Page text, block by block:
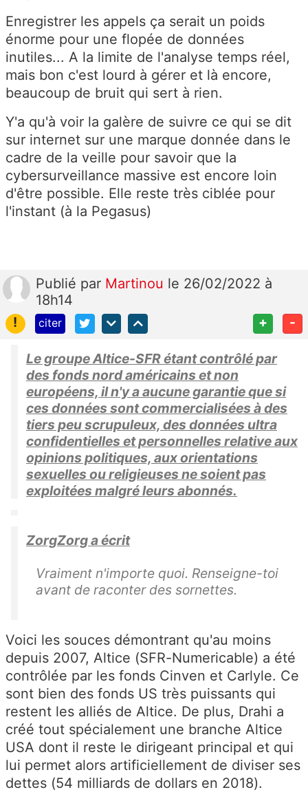
Enregistrer les appels ça serait un poids
énorme pour une flopée de données
inutiles... A la limite de l'analyse temps réel,
mais bon c'est lourd à gérer et là encore,
beaucoup de bruit qui sert à rien.
Y'a qu'à voir la galère de suivre ce qui se dit
sur internet sur une marque donnée dans le
cadre de la veille pour savoir que la
cybersurveillance massive est encore loin
d'être possible. Elle reste très ciblée pour
l'instant (à la Pegasus)
Publié par Martinou le 26/02/2022 à
18h14
!
citer + -
Le groupe Altice-SFR étant contrôlé par
des fonds nord américains et non
européens, il n'y a aucune garantie que si
ces données sont commercialisées à des
tiers peu scrupuleux, des données ultra
confidentielles et personnelles relative aux
opinions politiques, aux orientations
sexuelles ou religieuses ne soient pas
exploitées malgré leurs abonnés.
ZorgZorg a écrit
Vraiment n'importe quoi. Renseigne-toi
avant de raconter des sornettes.
Voici les souces démontrant qu'au moins
depuis 2007, Altice (SFR-Numericable) a été
contrôlée par les fonds Cinven et Carlyle. Ce
sont bien des fonds US très puissants qui
restent les alliés de Altice. De plus, Drahi a
créé tout spécialement une branche Altice
USA dont il reste le dirigeant principal et qui
lui permet alors artificiellement de diviser ses
dettes (54 milliards de dollars en 2018).